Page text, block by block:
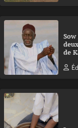
de